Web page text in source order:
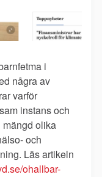
i
några av
varför
instans och
mängd olika
och
Läs artikeln
ohallbar-